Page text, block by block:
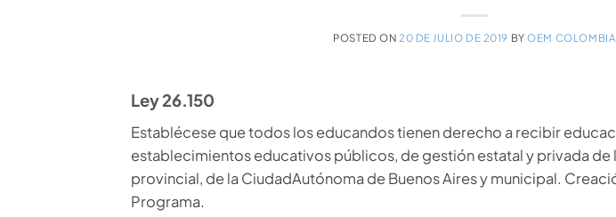
POSTED ON20 DE JULIO DE 2019 BYOEM COLOMBIA
Ley 26.150
Establécese que todos los educandos tienen derecho a recibir
establecimientos educativos públicos, de gestión estatal y privada de
provincial, de la CiudadAutónoma de Buenos Aires y municipal.
Programa.